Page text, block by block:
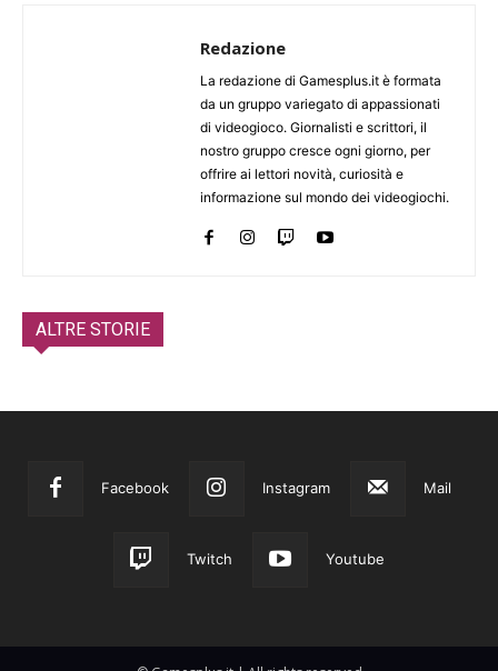
Redazione
La redazione di Gamesplus.it è formata
da un gruppo variegato di appassionati
di videogioco. Giornalisti e scrittori, il
nostro gruppo cresce ogni giorno, per
offrire ai lettori novità, curiosità e
informazione sul mondo dei videogiochi.
ALTRE STORIE
Facebook Instagram Mail
Twitch Youtube